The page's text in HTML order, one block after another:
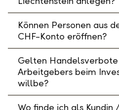
Können Personen aus
CHF-Konto eröffnen?
Gelten
Arbeitgebers beim
willbe?
Wo finde ich als Kundin